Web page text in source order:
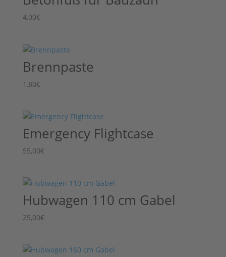
4,00€
Brennpaste
1,80€
Emergency Flightcase
55,00€
Hubwagen 110 cm Gabel
25,00€